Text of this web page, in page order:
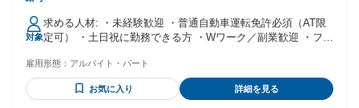
対象
求める人材: ・未経験歓迎 ・普通自動車運転免許必須（AT限
定可） ・土日祝に勤務できる方 ・Wワーク／副業歓迎 ・フリ
験の方も歓迎いたします。
雇用形態： アルバイト・パート
お気に入り 詳細を見る